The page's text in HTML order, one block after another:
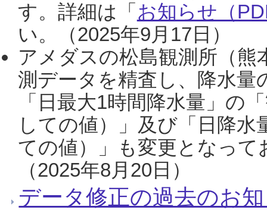
す。詳細は「 お知らせ（
い。（2025年9月17日）
アメダスの松島観測所（熊
測データを精査し、降水
「日最大1時間降水量」の
しての値）」及び「日降
ての値）」も変更となっ
（2025年8月20日）
データ修正の過去のお